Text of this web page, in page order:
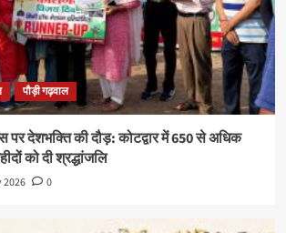
पौड़ी गढ़वाल
पर देशभक्ति की दौड़: कोटद्वार में 650 से अधिक
को दी श्रद्धांजलि
2026 0